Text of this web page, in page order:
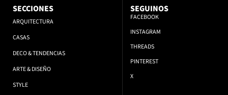
SECCIONES
ARQUITECTURA
CASAS
DECO & TENDENCIAS
ARTE & DISEÑO
STYLE
SEGUINOS
FACEBOOK
INSTAGRAM
THREADS
PINTEREST
X